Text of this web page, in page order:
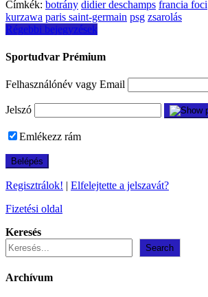
Címkék: botrány didier deschamps francia foci
kurzawa paris saint-germain psg zsarolás
Bejegyzés
navigáció
Régebbi bejegyzések
Sportudvar Prémium
Felhasználónév vagy Email
Jelszó
Emlékezz rám
Regisztrálok! | Elfelejtette a jelszavát?
Fizetési oldal
Keresés
Search
Archívum